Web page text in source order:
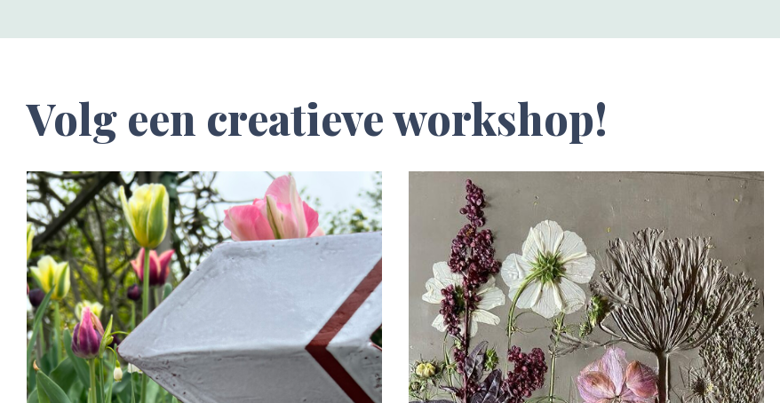
Volg een creatieve workshop!